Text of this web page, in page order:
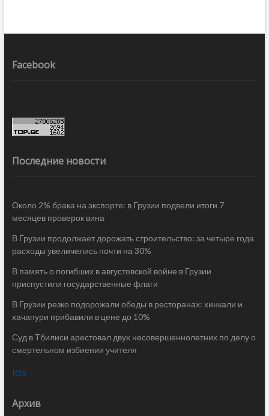
Facebook
Последние новости
Около 2% брака на экспорте: в Грузии подвели итоги 7
месяцев проверок вина
В Грузии продолжает дорожать строительство: за четыре года
расходы увеличелись почти на 30%
В память о погибших в августовской войне в Грузии
приспустили государственные флаги
В Грузии резко подорожали обеды в ресторанах: хинкали и
хачапури прибавили в цене до 10%
Суд в Тбилиси арестовал двух несовершеннолетних по делу о
смертельном избиении учителя
RSS
Архив